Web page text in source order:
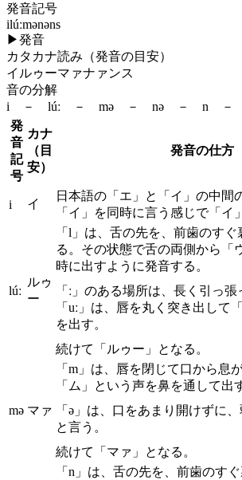
発音記号
ilúːmənəns
▶発音
カタカナ読み（発音の目安）
イルゥーマァナァンス
音の分解
i － lúː － mə － nə － n －
発
音
記
号
カナ
（目
安）
発音の仕方
i イ
日本語の「エ」と「イ」の中間
「イ」を同時に言う感じで「イ
lúː
ルゥ
ー
「l」は、舌の先を、前歯のす
る。その状態で舌の両側から「
時に出すように発音する。
「ː」のある場所は、長く引っ張
「uː」は、唇を丸く突き出して
を出す。
続けて「ルゥー」となる。
mə マァ
「m」は、唇を閉じて口から息
「ム」という声を鼻を通して出
「ə」は、口をあまり開けずに
と言う。
続けて「マァ」となる。
「n」は、舌の先を、前歯のす